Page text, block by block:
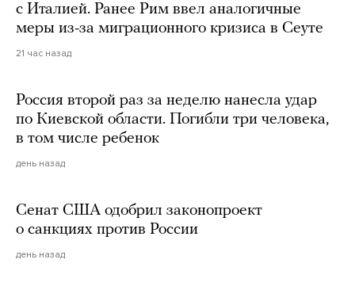
с Италией. Ранее Рим ввел аналогичные
меры из-за миграционного кризиса в Сеуте
21 час назад
Россия второй раз за неделю нанесла удар
по Киевской области. Погибли три человека,
в том числе ребенок
день назад
Сенат США одобрил законопроект
о санкциях против России
день назад